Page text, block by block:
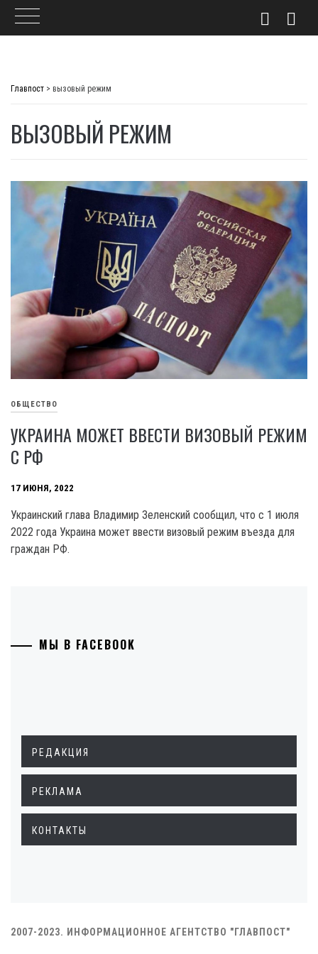
Главпост > вызовый режим
ВЫЗОВЫЙ РЕЖИМ
ОБЩЕСТВО
УКРАИНА МОЖЕТ ВВЕСТИ ВИЗОВЫЙ РЕЖИМ
С РФ
17 ИЮНЯ, 2022
Украинский глава Владимир Зеленский сообщил, что с 1 июля
2022 года Украина может ввести визовый режим въезда для
граждан РФ.
МЫ В FACEBOOK
РЕДАКЦИЯ
РЕКЛАМА
КОНТАКТЫ
2007-2023. ИНФОРМАЦИОННОЕ АГЕНТСТВО "ГЛАВПОСТ"